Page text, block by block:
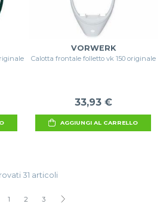
VORWERK
Calotta frontale folletto vk 150 originale
33,93 €
AGGIUNGI AL CARRELLO
31 articoli
1 2 3